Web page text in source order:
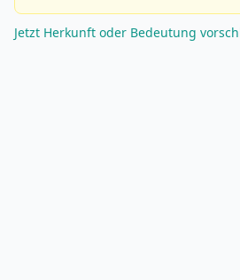
Jetzt Herkunft oder Bedeutung